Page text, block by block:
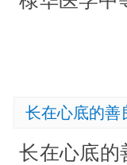
长在心底的善
长在心底的